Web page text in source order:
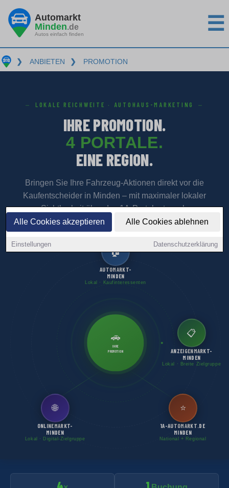
Alle Cookies akzeptieren Alle Cookies ablehnen
Einstellungen Datenschutzerklärung
Automarkt
Minden.de
Autos einfach finden ☰
❯ ANBIETEN ❯ PROMOTION
LOKALE REICHWEITE · AUTOHAUS-MARKETING
IHRE PROMOTION.
4 PORTALE.
EINE REGION.
Bringen Sie Ihre Fahrzeug-Aktionen direkt vor die
Kaufentscheider in Minden – mit maximaler lokaler
Sichtbarkeit über das 1A-Portalnetzwerk.
🚗
IHRE
PROMOTION
🏠
AUTOMARKT-
MINDEN
Lokal · Kaufinteressenten
📋
ANZEIGENMARKT-
MINDEN
Lokal · Breite Zielgruppe
🌐
ONLINEMARKT-
MINDEN
Lokal · Digital-Zielgruppe
⭐
1A-AUTOMARKT.DE
MINDEN
National + Regional